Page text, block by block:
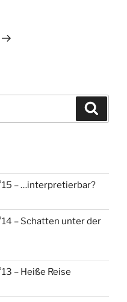
– …interpretierbar?
– Schatten unter der
– Heiße Reise